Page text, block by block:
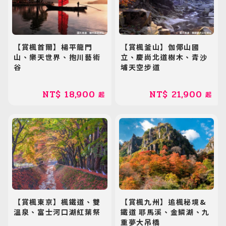
【賞楓首爾】楊平龍門
山、樂天世界、抱川藝術
谷
NT$ 18,900 起
【賞楓釜山】伽倻山國
立、慶尚北道樹木、青沙
埔天空步道
NT$ 21,900 起
【賞楓東京】楓鐵道、雙
溫泉、富士河口湖紅葉祭
【賞楓九州】追楓秘境&
鐵道 耶馬溪、金鱗湖、九
重夢大吊橋